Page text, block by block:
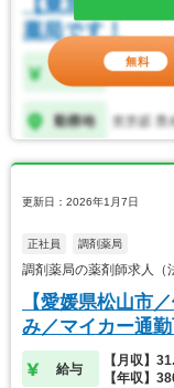
更新日：2026年1月7日
正社員 調剤薬局
調剤薬局の薬剤師求人
【愛媛県松山市
み／マイカー通
給与
【月収】
【年収】